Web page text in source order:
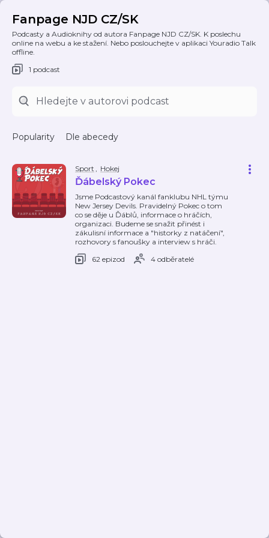
Fanpage NJD CZ/SK
Podcasty a Audioknihy od autora Fanpage NJD CZ/SK. K poslechu
online na webu a ke stažení. Nebo poslouchejte v aplikaci Youradio Talk
offline.
1 podcast
Popularity Dle abecedy
Sport , Hokej
Ďábelský Pokec
Jsme Podcastový kanál fanklubu NHL týmu
New Jersey Devils. Pravidelný Pokec o tom
co se děje u Ďáblů, informace o hráčích,
organizaci. Budeme se snažit přinést i
zákulisní informace a "historky z natáčení",
rozhovory s fanoušky a interview s hráči.
62 epizod
4 odběratelé